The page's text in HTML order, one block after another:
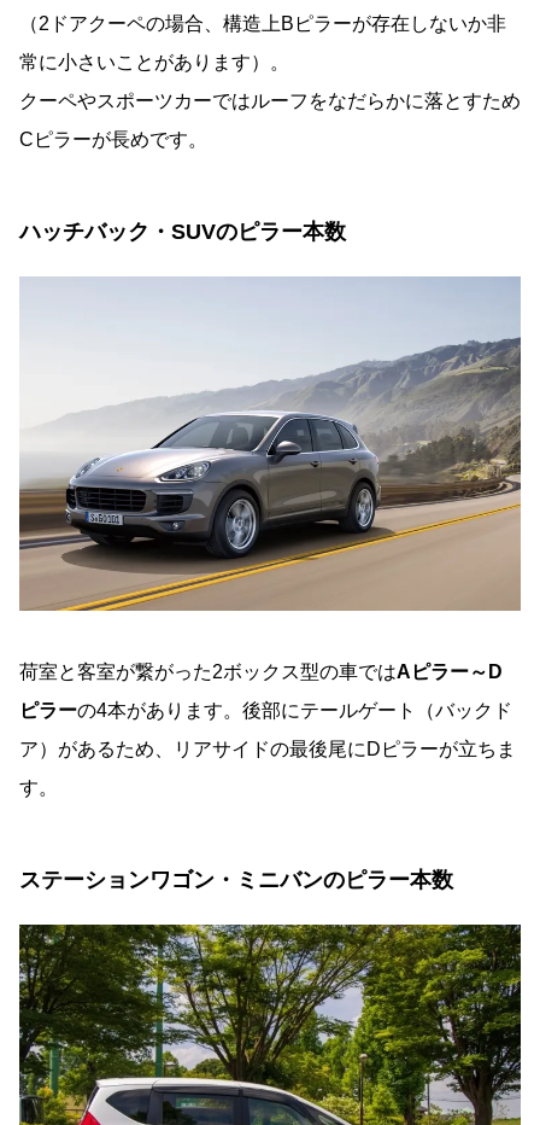
（2ドアクーペの場合、構造上Bピラーが存在しないか非
常に小さいことがあります）。
クーペやスポーツカーではルーフをなだらかに落とすため
Cピラーが長めです。
ハッチバック・SUVのピラー本数
荷室と客室が繋がった2ボックス型の車ではAピラー～D
ピラーの4本があります。後部にテールゲート（バックド
ア）があるため、リアサイドの最後尾にDピラーが立ちま
す。
ステーションワゴン・ミニバンのピラー本数